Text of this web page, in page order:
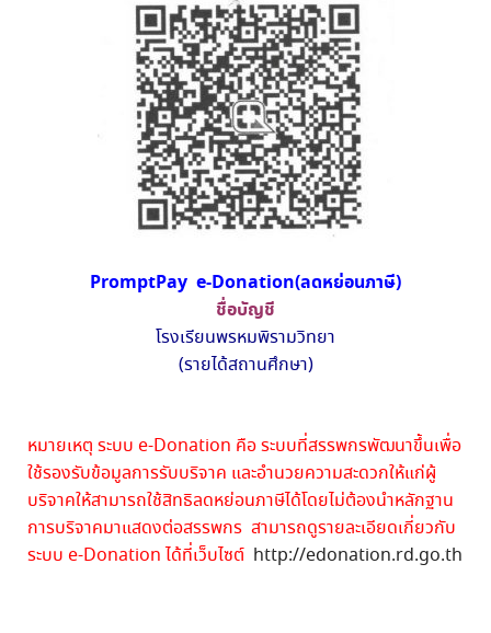
PromptPay e-Donation(ลดหย่อนภาษี)
ชื่อบัญชี
โรงเรียนพรหมพิรามวิทยา
(รายได้สถานศึกษา)
หมายเหตุ ระบบ e-Donation คือ ระบบที่สรรพกรพัฒนาขึ้นเพื่อ
ใช้รองรับข้อมูลการรับบริจาค และอำนวยความสะดวกให้แก่ผู้
บริจาคให้สามารถใช้สิทธิลดหย่อนภาษีได้โดยไม่ต้องนำหลักฐาน
การบริจาคมาแสดงต่อสรรพกร สามารถดูรายละเอียดเกี่ยวกับ
ระบบ e-Donation ได้ที่เว็บไซต์ http://edonation.rd.go.th